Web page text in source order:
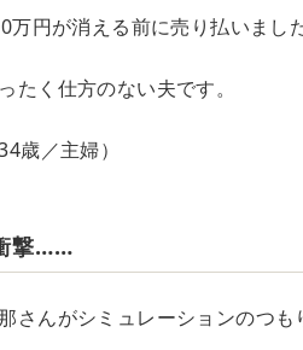
万円が消える前に売り払いまし
たく仕方のない夫です。
34歳／主婦）
撃……
さんがシミュレーションのつも